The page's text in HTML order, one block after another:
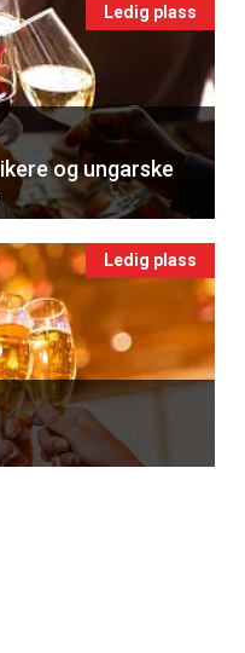
Ledig plass
og ungarske
Ledig plass